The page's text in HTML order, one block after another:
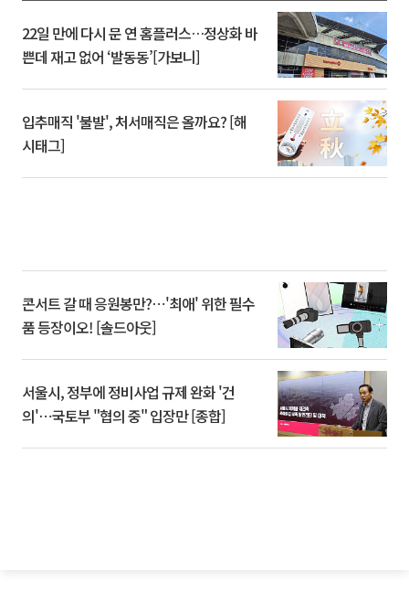
22일 만에 다시 문 연 홈플러스…정상화 바
쁜데 재고 없어 ‘발동동’[가보니]
입추매직 '불발', 처서매직은 올까요? [해
시태그]
콘서트 갈 때 응원봉만?⋯'최애' 위한 필수
품 등장이오! [솔드아웃]
서울시, 정부에 정비사업 규제 완화 '건
의'⋯국토부 "협의 중" 입장만 [종합]